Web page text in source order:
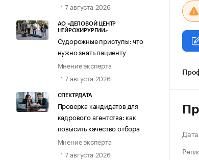
7 августа 2026
АО «ДЕЛОВОЙ ЦЕНТР
НЕЙРОХИРУРГИИ»
Судорожные приступы: что
нужно знать пациенту
Мнение эксперта
7 августа 2026
СПЕКТРДАТА
Проверка кандидатов для
кадрового агентства: как
повысить качество отбора
Мнение эксперта
7 августа 2026